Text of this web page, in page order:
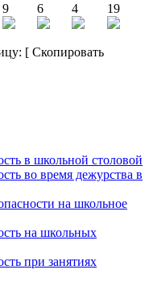
9 6 4 19
[ Скопировать
в школьной столовой
во время дежурства в
на школьное
на школьных
при занятиях